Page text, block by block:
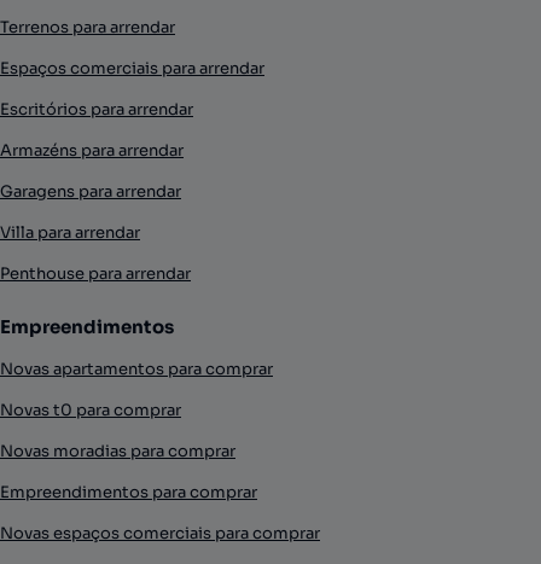
Terrenos para arrendar
Espaços comerciais para arrendar
Escritórios para arrendar
Armazéns para arrendar
Garagens para arrendar
Villa para arrendar
Penthouse para arrendar
Empreendimentos
Novas apartamentos para comprar
Novas t0 para comprar
Novas moradias para comprar
Empreendimentos para comprar
Novas espaços comerciais para comprar